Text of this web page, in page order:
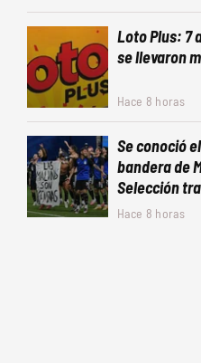
Loto Plus: 7
se llevaron
Hace 8 horas
Se conoció
bandera de
Selección
Hace 8 horas